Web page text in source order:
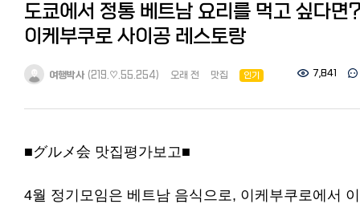
도쿄에서 정통 베트남 요리를 먹고 싶다면
이케부쿠로 사이공 레스토랑
여행박사 (219.♡.55.254) 오래 전 맛집 인기 7,841
■グルメ会 맛집평가보고■
4월 정기모임은 베트남 음식으로, 이케부쿠로에서